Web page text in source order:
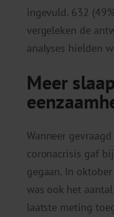
ingevuld. 632
vergeleken de
analyses hielden
Meer
Wanneer
coronacrisis gaf
gegaan. In
was ook het
laatste meting